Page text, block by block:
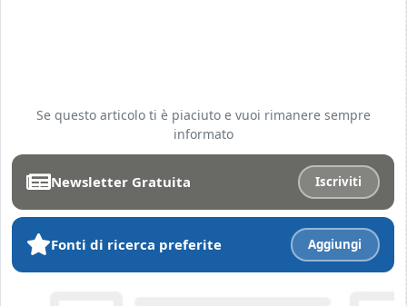
Se questo articolo ti è piaciuto e vuoi rimanere sempre
informato
Newsletter Gratuita Iscriviti
Fonti di ricerca preferite Aggiungi